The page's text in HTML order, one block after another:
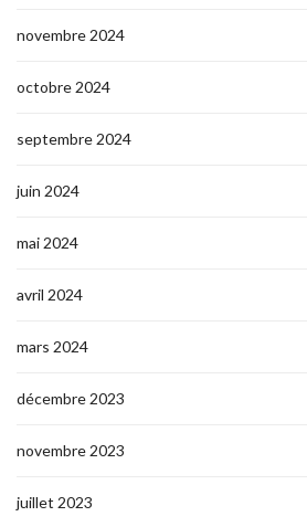
novembre 2024
octobre 2024
septembre 2024
juin 2024
mai 2024
avril 2024
mars 2024
décembre 2023
novembre 2023
juillet 2023